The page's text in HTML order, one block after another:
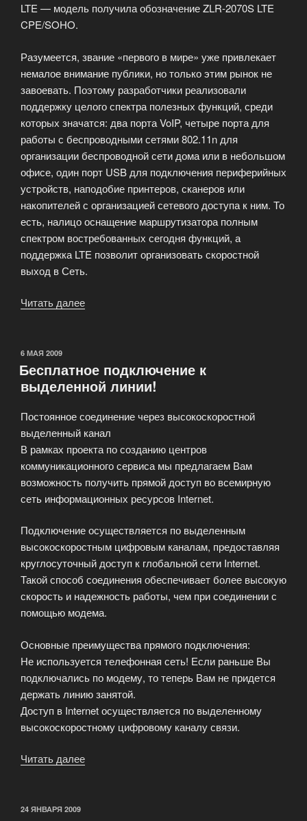
LTE — модель получила обозначение ZLR-2070S LTE
CPE/SOHO.
Разумеется, звание «первого в мире» уже привлекает
немалое внимание публики, но только этим рынок не
завоевать. Поэтому разработчики реализовали
поддержку целого спектра полезных функций, среди
которых значатся: два порта VoIP, четыре порта для
работы с беспроводными сетями 802.11n для
организации беспроводной сети дома или в небольшом
офисе, один порт USB для подключения периферийных
устройств, наподобие принтеров, сканеров или
накопителей с организацией сетевого доступа к ним. То
есть, налицо оснащение маршрутизатора полным
спектром востребованных сегодня функций, а
поддержка LTE позволит организовать скоростной
выход в Сеть.
Читать далее
ОПУБЛИКОВАНО
6 МАЯ 2009
Бесплатное подключение к
выделенной линии!
Постоянное соединение через высокоскоростной
выделенный канал
В рамках проекта по созданию центров
коммуникационного сервиса мы предлагаем Вам
возможность получить прямой доступ во всемирную
сеть информационных ресурсов Internet.
Подключение осуществляется по выделенным
высокоскоростным цифровым каналам, предоставляя
круглосуточный доступ к глобальной сети Internet.
Такой способ соединения обеспечивает более высокую
скорость и надежность работы, чем при соединении с
помощью модема.
Основные преимущества прямого подключения:
Не используется телефонная сеть! Если раньше Вы
подключались по модему, то теперь Вам не придется
держать линию занятой.
Доступ в Internet осуществляется по выделенному
высокоскоростному цифровому каналу связи.
Читать далее
ОПУБЛИКОВАНО
24 ЯНВАРЯ 2009